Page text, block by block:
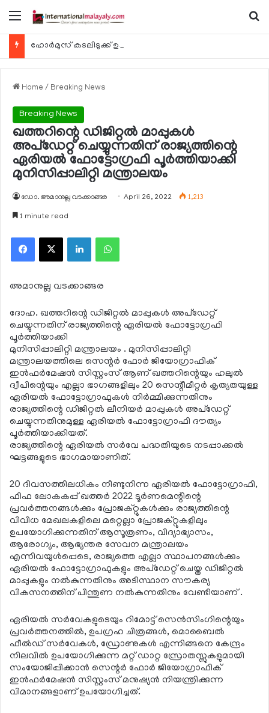
Menu
ഹോര്‍മുസ് കടലിടുക്ക് ഉടന്‍ തുറന്നേക്കും
Home / Breaking News
Breaking News
ഖത്തറിന്റെ ഡിജിറ്റല്‍ മാപ്പുകള്‍
അപ്ഡേറ്റ് ചെയ്യുന്നതിന് രാജ്യത്തിന്റെ
ഏരിയല്‍ ഫോട്ടോഗ്രഫി പൂര്‍ത്തിയാക്കി
മുനിസിപ്പാലിറ്റി മന്ത്രാലയം
ഡോ. അമാനുല്ല വടക്കാങ്ങര April 26, 2022 1,213
1 minute read
Facebook
X LinkedInWhatsApp
അമാനുല്ല വടക്കാങ്ങര
ദോഹ. ഖത്തറിന്റെ ഡിജിറ്റല്‍ മാപ്പുകള്‍ അപ്ഡേറ്റ്
ചെയ്യുന്നതിന് രാജ്യത്തിന്റെ ഏരിയല്‍ ഫോട്ടോഗ്രഫി
പൂര്‍ത്തിയാക്കി
മുനിസിപ്പാലിറ്റി മന്ത്രാലയം . മുനിസിപ്പാലിറ്റി
മന്ത്രാലയത്തിലെ സെന്റര്‍ ഫോര്‍ ജിയോഗ്രാഫിക്
ഇന്‍ഫര്‍മേഷന്‍ സിസ്റ്റംസ് ആണ് ഖത്തറിന്റെയും ഹലുല്‍
ദ്വീപിന്റെയും എല്ലാ ഭാഗങ്ങളിലും 20 സെന്റീമീറ്റര്‍ കൃത്യതയുള്ള
ഏരിയല്‍ ഫോട്ടോഗ്രാഫുകള്‍ നിര്‍മ്മിക്കുന്നതിനും
രാജ്യത്തിന്റെ ഡിജിറ്റല്‍ ലീനിയര്‍ മാപ്പുകള്‍ അപ്‌ഡേറ്റ്
ചെയ്യുന്നതിനുമുള്ള ഏരിയല്‍ ഫോട്ടോഗ്രാഫി ദൗത്യം
പൂര്‍ത്തിയാക്കിയത്.
രാജ്യത്തിന്റെ ഏരിയല്‍ സര്‍വേ പദ്ധതിയുടെ നടപ്പാക്കല്‍
ഘട്ടങ്ങളുടെ ഭാഗമായാണിത്.
20 ദിവസത്തിലധികം നീണ്ടുനിന്ന ഏരിയല്‍ ഫോട്ടോഗ്രാഫി,
ഫിഫ ലോകകപ്പ് ഖത്തര്‍ 2022 ടൂര്‍ണമെന്റിന്റെ
പ്രവര്‍ത്തനങ്ങള്‍ക്കും പ്രോജക്റ്റുകള്‍ക്കും രാജ്യത്തിന്റെ
വിവിധ മേഖലകളിലെ മറ്റെല്ലാ പ്രോജക്റ്റുകളിലും
ഉപയോഗിക്കുന്നതിന് ആസൂത്രണം, വിദ്യാഭ്യാസം,
ആരോഗ്യം, ആഭ്യന്തര സേവന മന്ത്രാലയം
എന്നിവയുള്‍പ്പെടെ, രാജ്യത്തെ എല്ലാ സ്ഥാപനങ്ങള്‍ക്കും
ഏരിയല്‍ ഫോട്ടോഗ്രാഫുകളും അപ്ഡേറ്റ് ചെയ്ത ഡിജിറ്റല്‍
മാപ്പുകളും നല്‍കുന്നതിനും അടിസ്ഥാന സൗകര്യ
വികസനത്തിന് പിന്തുണ നല്‍കുന്നതിനും വേണ്ടിയാണ് .
ഏരിയല്‍ സര്‍വേകളുടെയും റിമോട്ട് സെന്‍സിംഗിന്റെയും
പ്രവര്‍ത്തനത്തില്‍, ഉപഗ്രഹ ചിത്രങ്ങള്‍, മൊബൈല്‍
ഫീല്‍ഡ് സര്‍വേകള്‍, ഡ്രോണുകള്‍ എന്നിങ്ങനെ കേന്ദ്രം
നിലവില്‍ ഉപയോഗിക്കുന്ന മറ്റ് ഡാറ്റ സ്രോതസ്സുകളുമായി
സംയോജിപ്പിക്കാന്‍ സെന്റര്‍ ഫോര്‍ ജിയോഗ്രാഫിക്
ഇന്‍ഫര്‍മേഷന്‍ സിസ്റ്റംസ് മനുഷ്യന്‍ നിയന്ത്രിക്കുന്ന
വിമാനങ്ങളാണ് ഉപയോഗിച്ചത്.